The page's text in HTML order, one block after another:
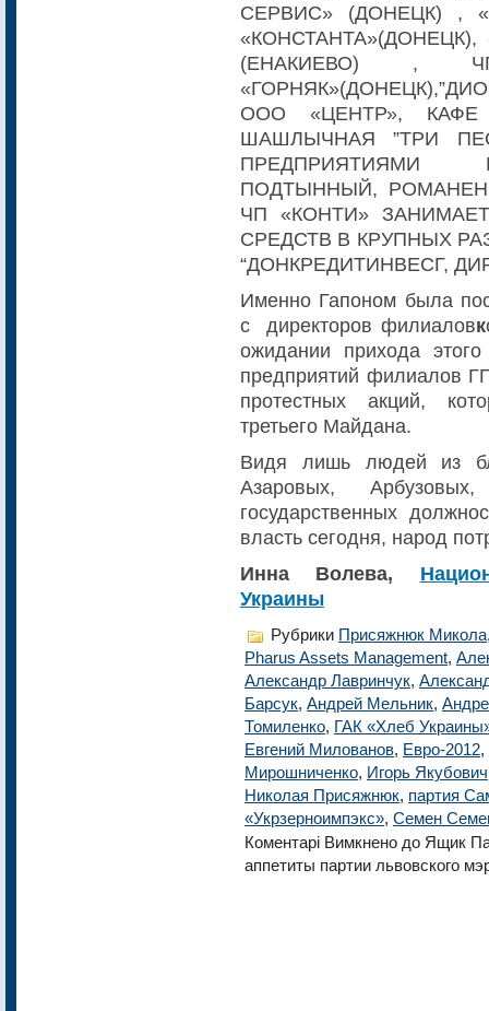
СЕРВИС» (ДОНЕЦК) ,
«КОНСТАНТА»(ДОНЕЦК),
(ЕНАКИЕВО) ,
ООО «ЦЕНТР», КАФЕ
ШАШЛЫЧНАЯ ”ТРИ
ПРЕДПРИЯТИЯМИ
ПОДТЫННЫЙ,
ЧП «КОНТИ»
СРЕДСТВ В КРУПНЫХ
“ДОНКРЕДИТИНВЕСГ,
Именно Гапоном была
с директоров филиаловк
ожидании прихода
предприятий филиалов
протестных акций,
третьего Майдана.
Видя лишь людей из
Азаровых,
государственных
власть сегодня, народ
Инна Волева,
Украины
Рубрики Присяжнюк Микола
Pharus Assets Management,
Александр Лавринчук,
Барсук, Андрей Мельник,
Томиленко, ГАК «Хлеб
Евгений Милованов, Евро-2012,
Мирошниченко, Игорь Якубович
Николая Присяжнюк, партия
«Укрзерноимпэкс», Семен
Коментарі Вимкнено до Ящик
аппетиты партии львовского